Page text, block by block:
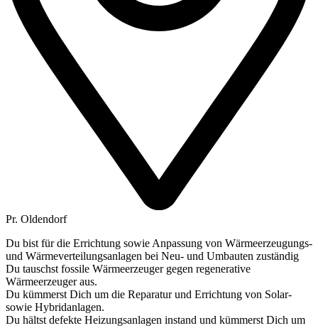
Pr. Oldendorf
Du bist für die Errichtung sowie Anpassung von Wärmeerzeugungs-
und Wärmeverteilungsanlagen bei Neu- und Umbauten zuständig
Du tauschst fossile Wärmeerzeuger gegen regenerative
Wärmeerzeuger aus.
Du kümmerst Dich um die Reparatur und Errichtung von Solar-
sowie Hybridanlagen.
Du hältst defekte Heizungsanlagen instand und kümmerst Dich um